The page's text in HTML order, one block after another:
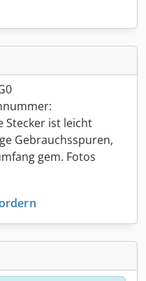
Stecker ist leicht
Gebrauchsspuren,
gem. Fotos